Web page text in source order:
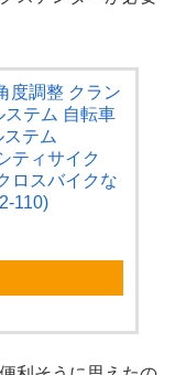
度調整 クラン
ステム 自転車
テム
ティサイク
ロスバイクな
110)